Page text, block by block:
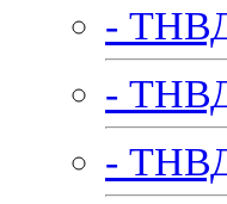
-
-
-